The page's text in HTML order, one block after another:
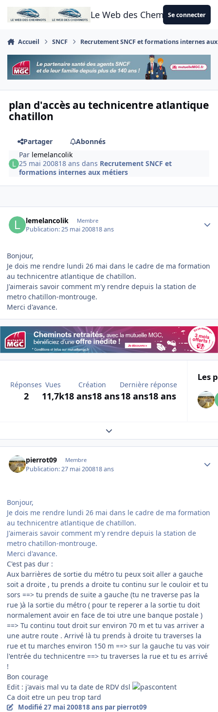
Aller au contenu
Le Web des CheminotsSe connecter
Accueil SNCF Recrutement SNCF et formations internes
plan d'accès au technicentre atlantique
chatillon
Partager
Abonnés
Par lemelancolik
25 mai 200818 ans dans Recrutement SNCF et
formations internes aux métiers
lemelancolik Membre
Publication:25 mai 200818 ans
Bonjour,
Je dois me rendre lundi 26 mai dans le cadre de ma formation
au technicentre atlantique de chatillon.
J'aimerais savoir comment m'y rendre depuis la station de
metro chatillon-montrouge.
Merci d'avance.
Réponses
2
Vues
11,7k
Création
18 ans18 ans
Dernière réponse
18 ans18 ans
Les
Expand topic overview
pierrot09 Membre
Publication:27 mai 200818 ans
Bonjour,
Je dois me rendre lundi 26 mai dans le cadre de ma formation
au technicentre atlantique de chatillon.
J'aimerais savoir comment m'y rendre depuis la station de
metro chatillon-montrouge.
Merci d'avance.
C'est pas dur :
Aux barrières de sortie du métro tu peux soit aller a gauche
soit a droite , tu prends a droite tu continu sur le couloir et tu
sors ==> tu prends de suite a gauche (tu ne traverse pas la
rue )à la sortie du métro ( pour te reperer a la sortie tu doit
normalement avoir en face de toi utre une banque postale )
==> Tu continu tout droit sur environ 70 m et tu vas arriver a
une autre route . Arrivé là tu prends à droite tu traverses la
rue et tu marches environ 150 m ==> sur la gauche tu vas voir
l'entrée du technicentre ==> tu traverses la rue et tu es arrivé
!
Bon courage
Edit : j'avais mal vu ta date de RDV dsl
Ca doit etre un peu trop tard
Modifié27 mai 200818 ans par pierrot09